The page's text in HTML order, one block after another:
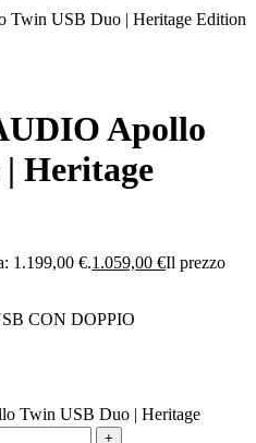
Apollo
Heritage
1.199,00 €.1.059,00 €Il prezzo
CON DOPPIO
Twin USB Duo | Heritage